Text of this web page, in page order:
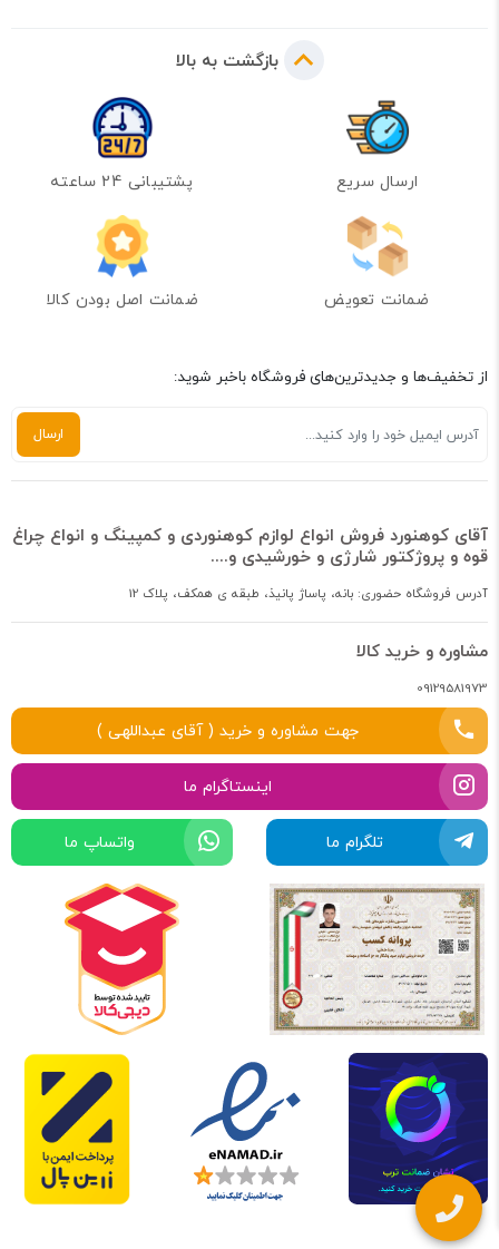
بازگشت به بالا
ارسال سریع پشتیبانی 24 ساعته
ضمانت تعویض ضمانت اصل بودن کالا
از تخفیف‌ها و جدیدترین‌های فروشگاه باخبر شوید:
آقای کوهنورد فروش انواع لوازم کوهنوردی و کمپینگ و انواع چراغ
قوه و پروژکتور شارژی و خورشیدی و....
آدرس فروشگاه حضوری: بانه، پاساژ پانیذ، طبقه ی همکف، پلاک 12
مشاوره و خرید کالا
09129581973
جهت مشاوره و خرید ( آقای عبداللهی )
اینستاگرام ما
تلگرام ما
واتساپ ما